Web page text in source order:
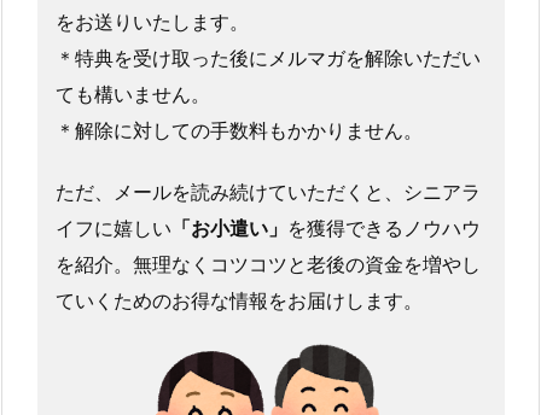
をお送りいたします。
＊特典を受け取った後にメルマガを解除いただい
ても構いません。
＊解除に対しての手数料もかかりません。
ただ、メールを読み続けていただくと、シニアラ
イフに嬉しい 「お小遣い」 を獲得できるノウハウ
を紹介。無理なくコツコツと老後の資金を増やし
ていくためのお得な情報をお届けします。